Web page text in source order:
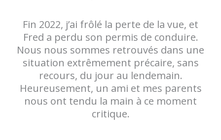
Fin 2022, j’ai frôlé la perte de la vue, et
Fred a perdu son permis de conduire.
Nous nous sommes retrouvés dans une
situation extrêmement précaire, sans
recours, du jour au lendemain.
Heureusement, un ami et mes parents
nous ont tendu la main à ce moment
critique.